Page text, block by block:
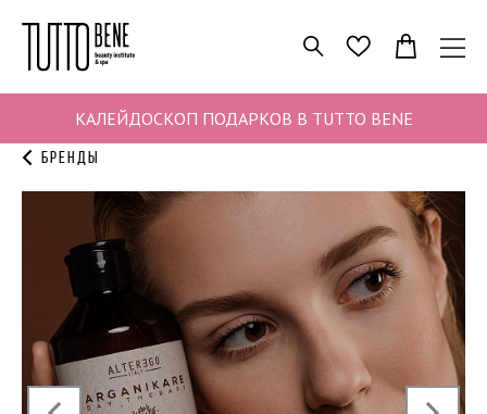
КАЛЕЙДОСКОП ПОДАРКОВ В TUTTO BENE
ПОИСК ИЗБРАННОЕ
Бренды
‹